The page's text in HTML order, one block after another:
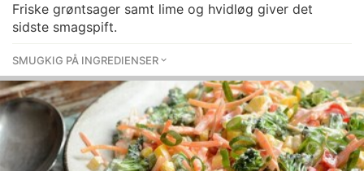
Friske grøntsager samt lime og hvidløg giver det
sidste smagspift.
SMUGKIG PÅ INGREDIENSER